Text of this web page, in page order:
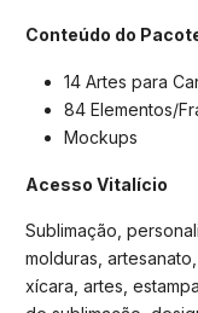
Conteúdo do
14 Artes para
84 Elementos/
Mockups
Acesso Vitalício
Sublimação,
molduras,
xícara, artes,